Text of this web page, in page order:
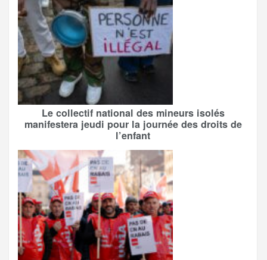
Le collectif national des mineurs isolés
manifestera jeudi pour la journée des droits de
l’enfant